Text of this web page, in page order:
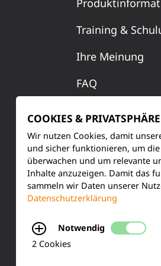
Training &
Ihre Meinung
FAQ
KONTAKT
Siemensstraße 2
50170 Kerpen
COOKIES & PRIVATSPHÄRE
Wir nutzen Cookies, damit
und sicher funktionieren, um
überwachen und um relevante
Inhalte anzuzeigen. Damit das
sammeln wir Daten unserer
Datenschutzerklärung
Notwendig
2 Cookies